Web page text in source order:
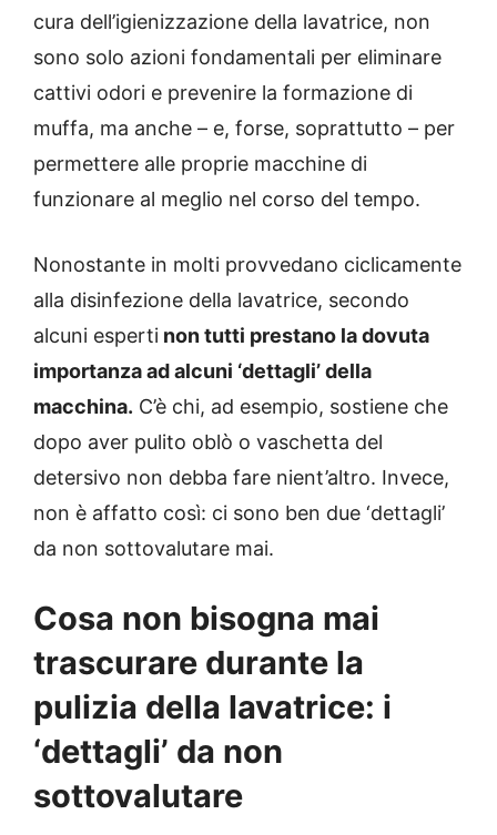
cura dell’igienizzazione della lavatrice, non
sono solo azioni fondamentali per eliminare
cattivi odori e prevenire la formazione di
muffa, ma anche – e, forse, soprattutto – per
permettere alle proprie macchine di
funzionare al meglio nel corso del tempo.
Nonostante in molti provvedano ciclicamente
alla disinfezione della lavatrice, secondo
alcuni esperti non tutti prestano la dovuta
importanza ad alcuni ‘dettagli’ della
macchina. C’è chi, ad esempio, sostiene che
dopo aver pulito oblò o vaschetta del
detersivo non debba fare nient’altro. Invece,
non è affatto così: ci sono ben due ‘dettagli’
da non sottovalutare mai.
Cosa non bisogna mai
trascurare durante la
pulizia della lavatrice: i
‘dettagli’ da non
sottovalutare